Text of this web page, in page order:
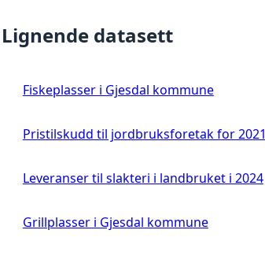
Lignende datasett
Fiskeplasser i Gjesdal kommune
Pristilskudd til jordbruksforetak for 2021
Leveranser til slakteri i landbruket i 2024
Grillplasser i Gjesdal kommune